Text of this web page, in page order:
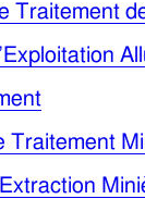
Traitement
Traitement